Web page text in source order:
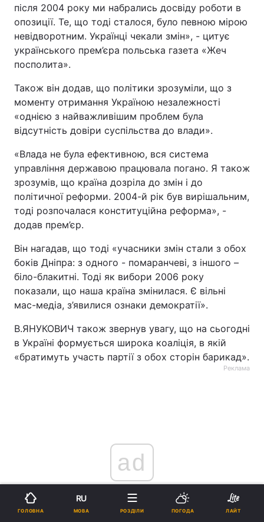
після 2004 року ми набрались досвіду роботи в
опозиції. Те, що тоді сталося, було певною мірою
невідворотним. Українці чекали змін», - цитує
українського прем’єра польська газета «Жеч
посполита».
Також він додав, що політики зрозуміли, що з
моменту отримання Україною незалежності
«однією з найважливішим проблем була
відсутність довіри суспільства до влади».
«Влада не була ефективною, вся система
управління державою працювала погано. Я також
зрозумів, що країна дозріла до змін і до
політичної реформи. 2004-й рік був вирішальним,
тоді розпочалася конституційна реформа», -
додав прем’єр.
Він нагадав, що тоді «учасники змін стали з обох
боків Дніпра: з одного - помаранчеві, з іншого –
біло-блакитні. Тоді як вибори 2006 року
показали, що наша країна змінилася. Є вільні
мас-медіа, з’явилися ознаки демократії».
В.ЯНУКОВИЧ також звернув увагу, що на сьогодні
в Україні формується широка коаліція, в якій
«братимуть участь партії з обох сторін барикад».
Реклама
ad
ГОЛОВНА
RU
МОВА РОЗДІЛИ ПОГОДА ЛАЙТ